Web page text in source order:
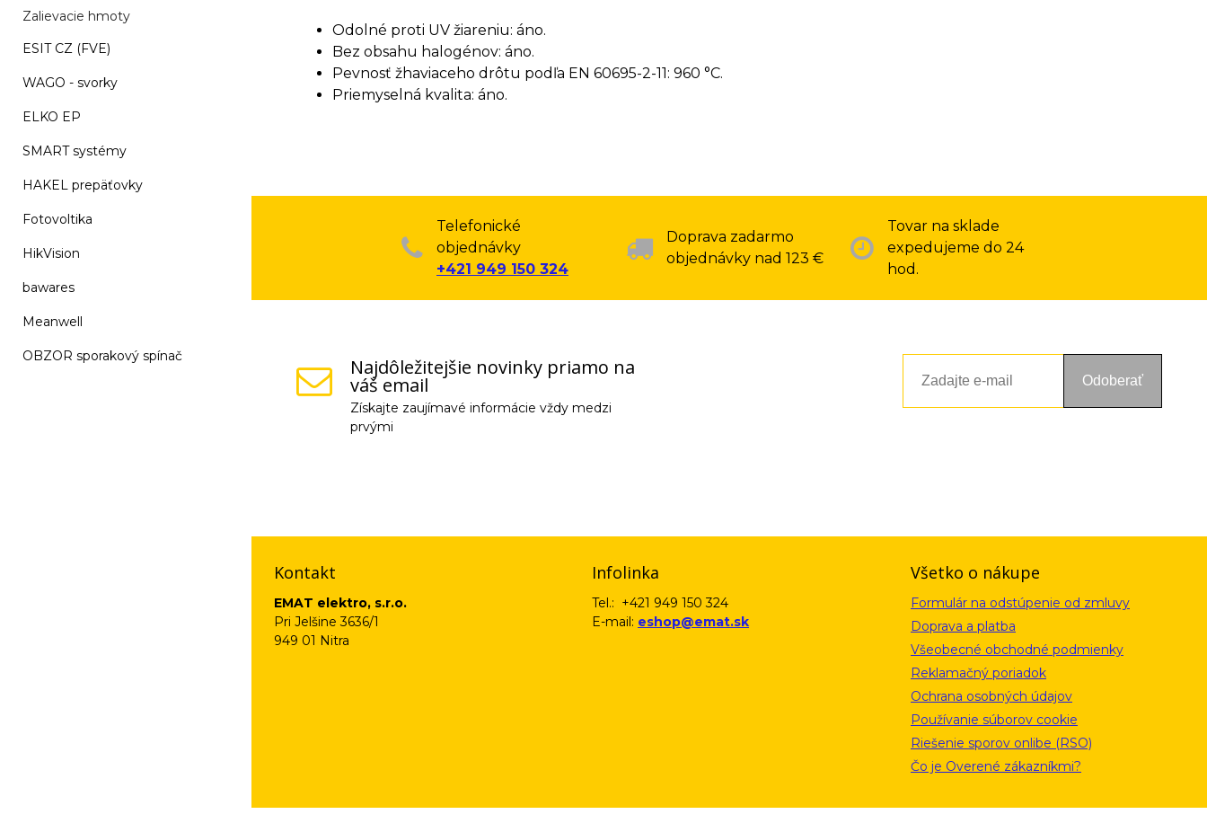
Zalievacie hmoty
ESIT CZ (FVE)
WAGO - svorky
ELKO EP
SMART systémy
HAKEL prepäťovky
Fotovoltika
HikVision
bawares
Meanwell
OBZOR sporakový spínač
Odolné proti UV žiareniu: áno.
Bez obsahu halogénov: áno.
Pevnosť žhaviaceho drôtu podľa EN 60695-2-11: 960 °C.
Priemyselná kvalita: áno.
Telefonické
objednávky
+421 949 150 324
Doprava zadarmo
objednávky nad 123 €
Tovar na sklade
expedujeme do 24
hod.
Najdôležitejšie novinky priamo na
váš email
Získajte zaujímavé informácie vždy medzi
prvými
Odoberať
Kontakt
EMAT elektro, s.r.o.
Pri Jelšine 3636/1
949 01 Nitra
Infolinka
Tel.: +421 949 150 324
E-mail: eshop@emat.sk
Všetko o nákupe
Formulár na odstúpenie od zmluvy
Doprava a platba
Všeobecné obchodné podmienky
Reklamačný poriadok
Ochrana osobných údajov
Používanie súborov cookie
Riešenie sporov onlibe (RSO)
Čo je Overené zákazníkmi?